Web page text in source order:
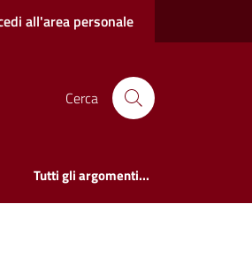
all'area personale
Cerca
Tutti gli argomenti...